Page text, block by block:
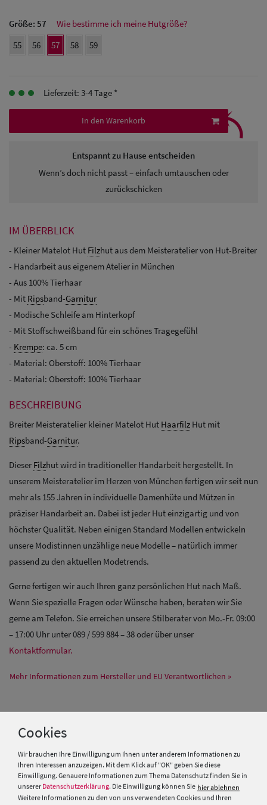
Herren
Herren UV-
Schutz Caps
Herren
Sonnenschilder
& Visoren
Größe: 57
Wie bestimme ich meine Hutgröße?
55
56 57 58 59
Lieferzeit: 3-4 Tage *
In den Warenkorb
Entspannt zu Hause entscheiden
Wenn’s doch nicht passt – einfach umtauschen oder
zurückschicken
⤹
IM ÜBERBLICK
- Kleiner Matelot Hut Filzhut aus dem Meisteratelier von Hut-Breiter
- Handarbeit aus eigenem Atelier in München
- Aus 100% Tierhaar
- Mit Ripsband-Garnitur
- Modische Schleife am Hinterkopf
- Mit Stoffschweißband für ein schönes Tragegefühl
- Krempe: ca. 5 cm
- Material: Oberstoff: 100% Tierhaar
- Material: Oberstoff: 100% Tierhaar
BESCHREIBUNG
Breiter Meisteratelier kleiner Matelot Hut Haarfilz Hut mit
Ripsband-Garnitur.
Dieser Filzhut wird in traditioneller Handarbeit hergestellt. In
unserem Meisteratelier im Herzen von München fertigen wir seit nun
mehr als 155 Jahren in individuelle Damenhüte und Mützen in
präziser Handarbeit an. Dabei ist jeder Hut einzigartig und von
höchster Qualität. Neben einigen Standard Modellen entwickeln
unsere Modistinnen unzählige neue Modelle – natürlich immer
passend zu den aktuellen Modetrends.
Gerne fertigen wir auch Ihren ganz persönlichen Hut nach Maß.
Wenn Sie spezielle Fragen oder Wünsche haben, beraten wir Sie
gerne am Telefon. Sie erreichen unsere Stilberater von Mo.-Fr. 09:00
– 17:00 Uhr unter 089 / 599 884 – 38 oder über unser
Kontaktformular.
Mehr Informationen zum Hersteller und EU Verantwortlichen »
PRODUKTEMPFEHLUNGEN
Cookies
Wir brauchen Ihre Einwilligung um Ihnen unter anderem Informationen zu
Ihren Interessen anzuzeigen. Mit dem Klick auf "OK" geben Sie diese
Einwilligung. Genauere Informationen zum Thema Datenschutz finden Sie in
unserer Datenschutzerklärung. Die Einwilligung können Sie hier ablehnen
Weitere Informationen zu den von uns verwendeten Cookies und Ihren